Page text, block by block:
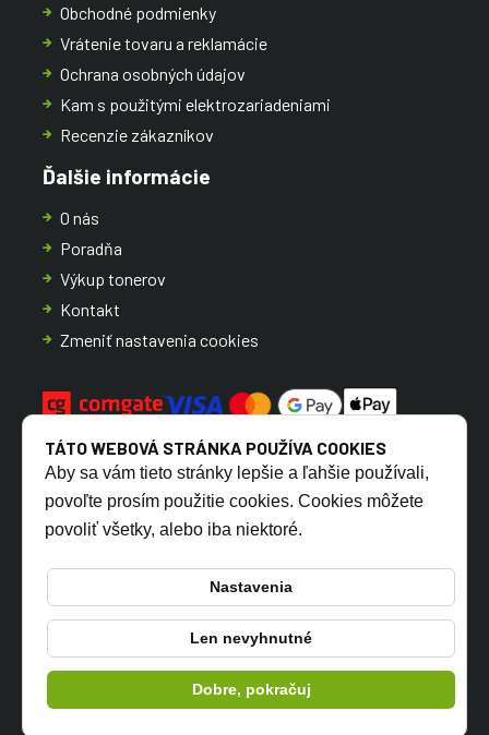
Obchodné podmienky
Vrátenie tovaru a reklamácie
Ochrana osobných údajov
Kam s použitými elektrozariadeniami
Recenzie zákazníkov
Ďalšie informácie
O nás
Poradňa
Výkup tonerov
Kontakt
Zmeniť nastavenia cookies
CZ SK
© 2026 TONERSYP s.r.o.
TÁTO WEBOVÁ STRÁNKA POUŽÍVA COOKIES
Aby sa vám tieto stránky lepšie a ľahšie používali,
povoľte prosím použitie cookies. Cookies môžete
povoliť všetky, alebo iba niektoré.
Nastavenia
Len nevyhnutné
Dobre, pokračuj